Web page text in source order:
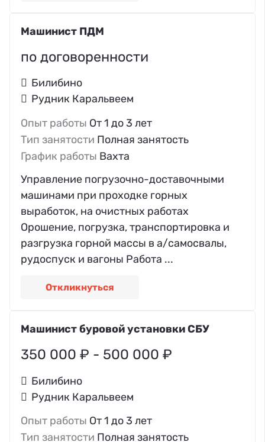
Машинист ПДМ
по договоренности
Билибино
Рудник Каральвеем
Опыт работы От 1 до 3 лет
Тип занятости Полная занятость
График работы Вахта
Управление погрузочно-доставочными
машинами при проходке горных
выработок, на очистных работах
Орошение, погрузка, транспортировка и
разгрузка горной массы в а/самосвалы,
рудоспуск и вагоны Работа ...
Откликнуться
Машинист буровой установки СБУ
350 000 ₽ - 500 000 ₽
Билибино
Рудник Каральвеем
Опыт работы От 1 до 3 лет
Тип занятости Полная занятость